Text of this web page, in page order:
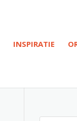
INSPIRATIE